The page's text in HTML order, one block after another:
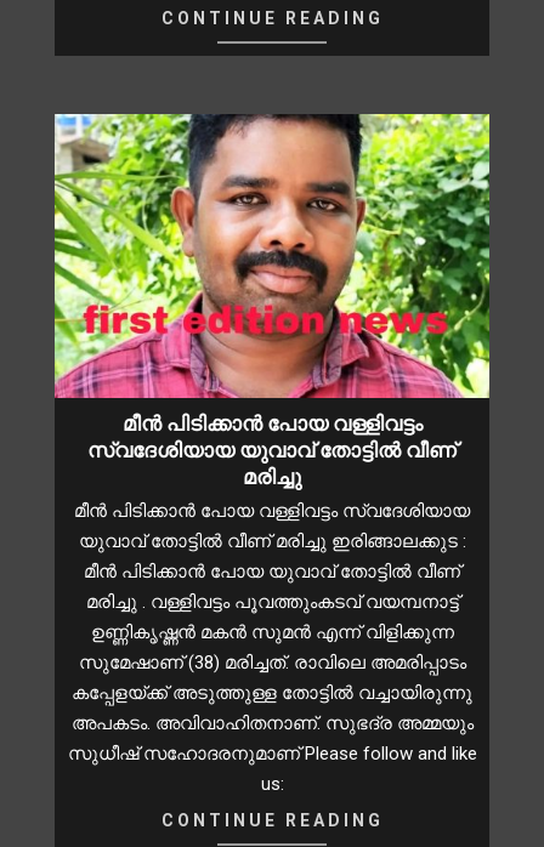
CONTINUE READING
മീൻ പിടിക്കാൻ പോയ വള്ളിവട്ടം
സ്വദേശിയായ യുവാവ് തോട്ടിൽ വീണ്
മരിച്ചു
മീൻ പിടിക്കാൻ പോയ വള്ളിവട്ടം സ്വദേശിയായ
യുവാവ് തോട്ടിൽ വീണ് മരിച്ചു ഇരിങ്ങാലക്കുട :
മീൻ പിടിക്കാൻ പോയ യുവാവ് തോട്ടിൽ വീണ്
മരിച്ചു . വള്ളിവട്ടം പൂവത്തുംകടവ് വയമ്പനാട്ട്
ഉണ്ണികൃഷ്ണൻ മകൻ സുമൻ എന്ന് വിളിക്കുന്ന
സുമേഷാണ് (38) മരിച്ചത്. രാവിലെ അമരിപ്പാടം
കപ്പേളയ്ക്ക് അടുത്തുള്ള തോട്ടിൽ വച്ചായിരുന്നു
അപകടം. അവിവാഹിതനാണ്. സുഭദ്ര അമ്മയും
സുധീഷ് സഹോദരനുമാണ് Please follow and like
us:
CONTINUE READING